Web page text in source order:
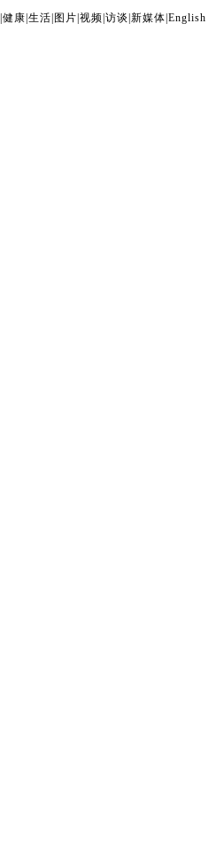
健康 生活 图片 视频 访谈 新媒体 English